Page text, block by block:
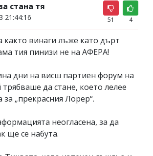
стана тя
21:44:16 51 4
както винаги лъже като дърт
тия пинизи не на АФЕРА!
дни на висш партиен форум на
да стане, което лелее
„прекрасния Лорер“.
неогласена, за да
ще се набута.